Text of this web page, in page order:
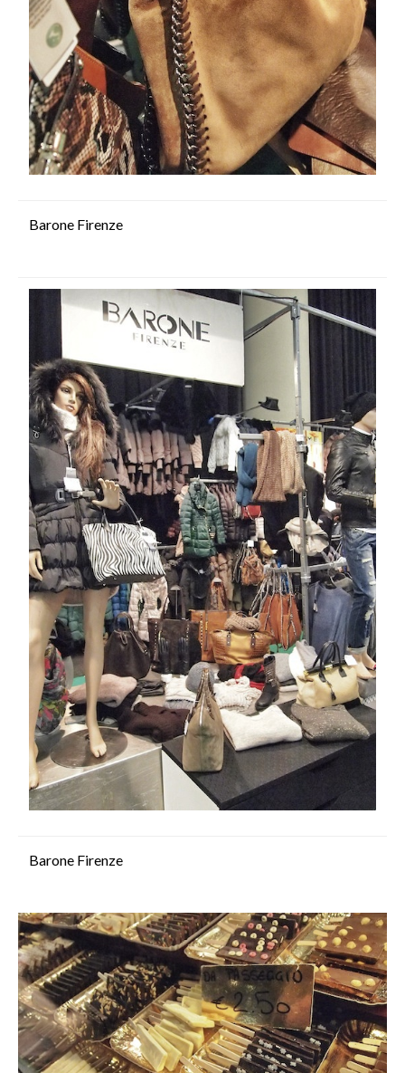
Barone Firenze
Barone Firenze